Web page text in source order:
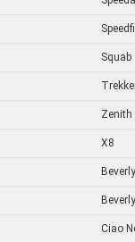
Squab
Zenith
X8
Beverly
Beverly
Ciao